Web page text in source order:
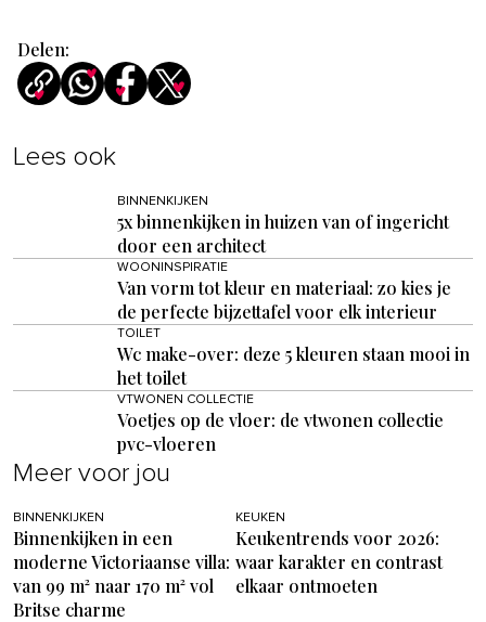
Delen:
Lees ook
BINNENKIJKEN
5x binnenkijken in huizen van of ingericht
door een architect
WOONINSPIRATIE
Van vorm tot kleur en materiaal: zo kies je
de perfecte bijzettafel voor elk interieur
TOILET
Wc make-over: deze 5 kleuren staan mooi in
het toilet
VTWONEN COLLECTIE
Voetjes op de vloer: de vtwonen collectie
pvc-vloeren
Meer voor jou
BINNENKIJKEN
Binnenkijken in een
moderne Victoriaanse villa:
van 99 m² naar 170 m² vol
Britse charme
KEUKEN
Keukentrends voor 2026:
waar karakter en contrast
elkaar ontmoeten